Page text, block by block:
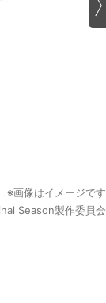
※画像はイメージです
Season製作委員会